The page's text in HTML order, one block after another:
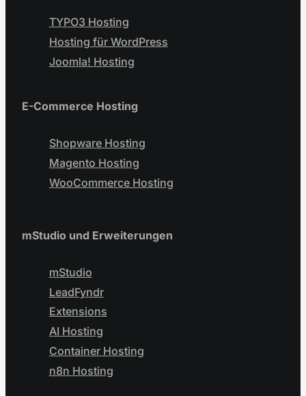
TYPO3 Hosting
Hosting für WordPress
Joomla! Hosting
E-Commerce Hosting
Shopware Hosting
Magento Hosting
WooCommerce Hosting
mStudio und Erweiterungen
mStudio
LeadFyndr
Extensions
AI Hosting
Container Hosting
n8n Hosting